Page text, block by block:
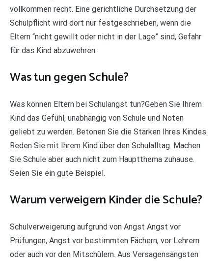
vollkommen recht. Eine gerichtliche Durchsetzung der
Schulpflicht wird dort nur festgeschrieben, wenn die
Eltern “nicht gewillt oder nicht in der Lage” sind, Gefahr
für das Kind abzuwehren.
Was tun gegen Schule?
Was können Eltern bei Schulangst tun?Geben Sie Ihrem
Kind das Gefühl, unabhängig von Schule und Noten
geliebt zu werden. Betonen Sie die Stärken Ihres Kindes.
Reden Sie mit Ihrem Kind über den Schulalltag. Machen
Sie Schule aber auch nicht zum Hauptthema zuhause.
Seien Sie ein gute Beispiel.
Warum verweigern Kinder die Schule?
Schulverweigerung aufgrund von Angst Angst vor
Prüfungen, Angst vor bestimmten Fächern, vor Lehrern
oder auch vor den Mitschülern. Aus Versagensängsten